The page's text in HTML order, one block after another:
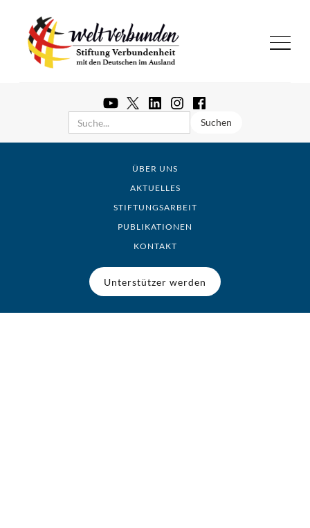
ÜBER UNS
AKTUELLES
STIFTUNGSARBEIT
PUBLIKATIONEN
KONTAKT
Unterstützer werden